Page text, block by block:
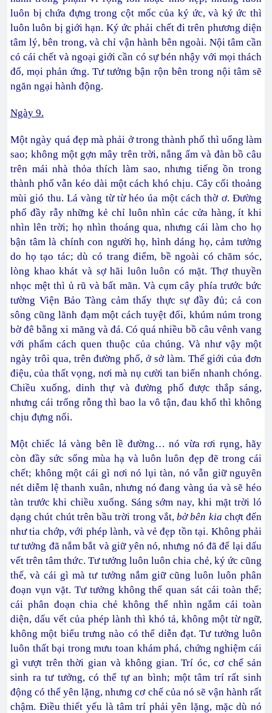
luôn bị chứa đựng trong cột mốc của ký ức, và ký ức thì
luôn luôn bị giới hạn. Ký ức phải chết đi trên phương diện
tâm lý, bên trong, và chỉ vận hành bên ngoài. Nội tâm cần
có cái chết và ngoại giới cần có sự bén nhậy với mọi thách
đố, mọi phản ứng. Tư tưởng bận rộn bên trong nội tâm sẽ
ngăn ngại hành động.
Ngày 9.
Một ngày quá đẹp mà phải ở trong thành phố thì uổng làm
sao; không một gợn mây trên trời, nắng ấm và đàn bồ câu
trên mái nhà thỏa thích làm sao, nhưng tiếng ồn trong
thành phố vẫn kéo dài một cách khó chịu. Cây cối thoảng
mùi gió thu. Lá vàng từ từ héo úa một cách thờ ơ. Đường
phố đầy rẫy những kẻ chỉ luôn nhìn các cửa hàng, ít khi
nhìn lên trời; họ nhìn thoáng qua, nhưng cái làm cho họ
bận tâm là chính con người họ, hình dáng họ, cảm tưởng
do họ tạo tác; dù có trang điểm, bề ngoài có chăm sóc,
lòng khao khát và sợ hãi luôn luôn có mặt. Thợ thuyền
nhọc mệt thì ủ rũ và bất mãn. Và cụm cây phía trước bức
tường Viện Bảo Tàng cảm thấy thực sự đầy đủ; cả con
sông cũng lãnh đạm một cách tuyệt đối, khúm núm trong
bờ đê bằng xi măng và đá. Có quá nhiều bồ câu vênh vang
với phẩm cách quen thuộc của chúng. Và như vậy một
ngày trôi qua, trên đường phố, ở sở làm. Thế giới của đơn
điệu, của thất vọng, nơi mà nụ cười tan biến nhanh chóng.
Chiều xuống, dinh thự và đường phố được thắp sáng,
nhưng cái trống rỗng thì bao la vô tận, đau khổ thì không
chịu đựng nổi.
Một chiếc lá vàng bên lề đường… nó vừa rơi rụng, hãy
còn đầy sức sống mùa hạ và luôn luôn đẹp đẽ trong cái
chết; không một cái gì nơi nó lụi tàn, nó vẫn giữ nguyên
nét diễm lệ thanh xuân, nhưng nó đang vàng úa và sẽ héo
tàn trước khi chiều xuống. Sáng sớm nay, khi mặt trời ló
dạng chút chút trên bầu trời trong vắt, bờ bên kia chợt đến
như tia chớp, với phép lành, và vẻ đẹp tồn tại. Không phải
tư tưởng đã nắm bắt và giữ yên nó, nhưng nó đã để lại dấu
vết trên tâm thức. Tư tưởng luôn luôn chia chẻ, ký ức cũng
thế, và cái gì mà tư tưởng nắm giữ cũng luôn luôn phân
đoạn vụn vặt. Tư tưởng không thể quan sát cái toàn thể;
cái phân đoạn chia chẻ không thể nhìn ngắm cái toàn
diện, dấu vết của phép lành thì khó tả, không một từ ngữ,
không một biểu trưng nào có thể diễn đạt. Tư tưởng luôn
luôn thất bại trong mưu toan khám phá, chứng nghiệm cái
gì vượt trên thời gian và không gian. Trí óc, cơ chế sản
sinh ra tư tưởng, có thể tự an bình; một tâm trí rất sinh
động có thể yên lặng, nhưng cơ chế của nó sẽ vận hành rất
chậm. Điều thiết yếu là tâm trí phải yên lặng, mặc dù nó